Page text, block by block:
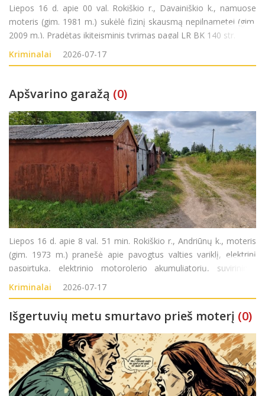
Liepos 16 d. apie 00 val. Rokiškio r., Davainiškio k., namuose
moteris (gim. 1981 m.) sukėlė fizinį skausmą nepilnametei (gim.
2009 m.). Pradėtas ikiteisminis tyrimas pagal LR BK 140 str.
Kriminalai
2026-07-17
Apšvarino garažą (0)
Liepos 16 d. apie 8 val. 51 min. Rokiškio r., Andriūnų k., moteris
(gim. 1973 m.) pranešė apie pavogtus valties variklį, elektrinį
paspirtuką, elektrinio motorolerio akumuliatorių, suvirinimo
aparatą, orapūtę, kampinį šlifuoklį iš garažo. Turtinė žala
tikslinama. Pradėta
Kriminalai 2026-07-17
Išgertuvių metu smurtavo prieš moterį (0)